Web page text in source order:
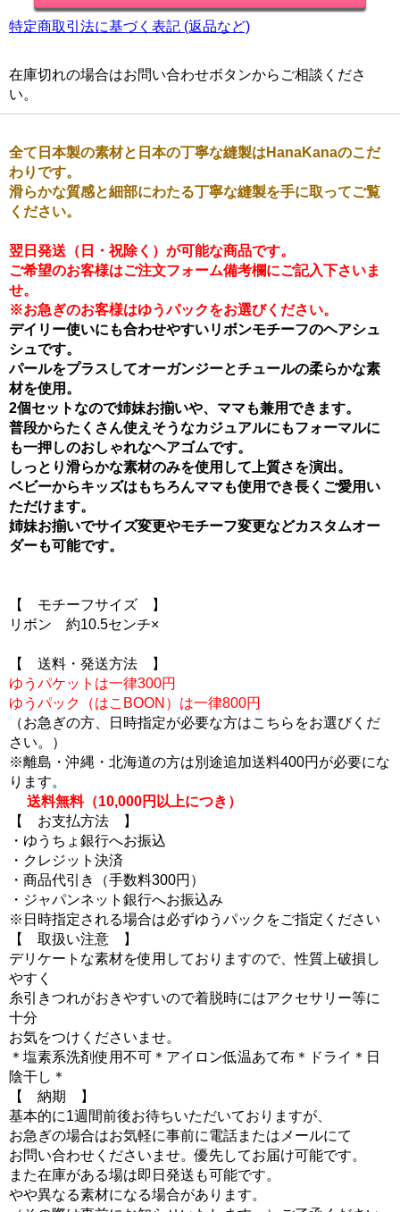
特定商取引法に基づく表記 (返品など)
在庫切れの場合はお問い合わせボタンからご相談くださ
い。
全て日本製の素材と日本の丁寧な縫製はHanaKanaのこだ
わりです。
滑らかな質感と細部にわたる丁寧な縫製を手に取ってご覧
ください。
翌日発送（日・祝除く）が可能な商品です。
ご希望のお客様はご注文フォーム備考欄にご記入下さいま
せ。
※お急ぎのお客様はゆうパックをお選びください。
デイリー使いにも合わせやすいリボンモチーフのヘアシュ
シュです。
パールをプラスしてオーガンジーとチュールの柔らかな素
材を使用。
2個セットなので姉妹お揃いや、ママも兼用できます。
普段からたくさん使えそうなカジュアルにもフォーマルに
も一押しのおしゃれなヘアゴムです。
しっとり滑らかな素材のみを使用して上質さを演出。
ベビーからキッズはもちろんママも使用でき長くご愛用い
ただけます。
姉妹お揃いでサイズ変更やモチーフ変更などカスタムオー
ダーも可能です。
【 モチーフサイズ 】
リボン 約10.5センチ×
【 送料・発送方法 】
ゆうパケットは一律300円
ゆうパック（はこBOON）は一律800円
（お急ぎの方、日時指定が必要な方はこちらをお選びくだ
さい。）
※離島・沖縄・北海道の方は別途追加送料400円が必要にな
ります。
送料無料（10,000円以上につき）
【 お支払方法 】
・ゆうちょ銀行へお振込
・クレジット決済
・商品代引き（手数料300円）
・ジャパンネット銀行へお振込み
※日時指定される場合は必ずゆうパックをご指定ください
【 取扱い注意 】
デリケートな素材を使用しておりますので、性質上破損し
やすく
糸引きつれがおきやすいので着脱時にはアクセサリー等に
十分
お気をつけくださいませ。
＊塩素系洗剤使用不可＊アイロン低温あて布＊ドライ＊日
陰干し＊
【 納期 】
基本的に1週間前後お待ちいただいておりますが、
お急ぎの場合はお気軽に事前に電話またはメールにて
お問い合わせくださいませ。優先してお届け可能です。
また在庫がある場は即日発送も可能です。
やや異なる素材になる場合があります。